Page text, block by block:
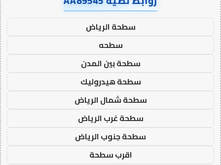
سطحة الرياض
سطحه
سطحة بين المدن
سطحة هيدروليك
سطحة شمال الرياض
سطحة غرب الرياض
سطحة جنوب الرياض
اقرب سطحة